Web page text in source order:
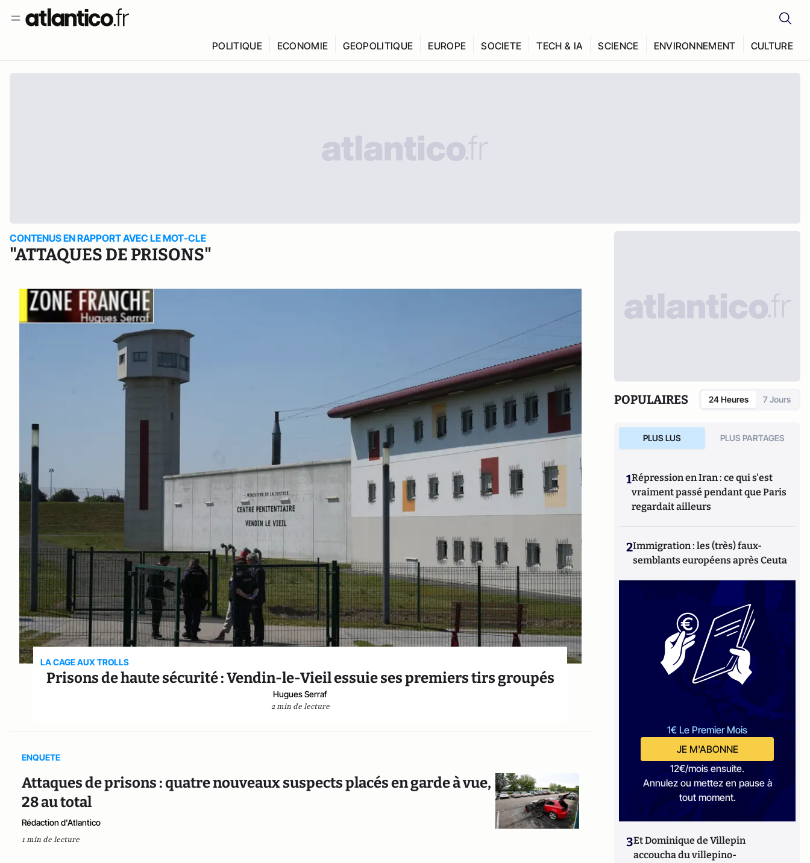
POLITIQUE ECONOMIE GEOPOLITIQUE EUROPE SOCIETE TECH & IA SCIENCE ENVIRONNEMENT CULTURE
CONTENUS EN RAPPORT AVEC LE MOT-CLE
"ATTAQUES DE PRISONS"
LA CAGE AUX TROLLS
Prisons de haute sécurité : Vendin-le-Vieil essuie ses premiers tirs groupés
Hugues Serraf
2 min de lecture
ENQUETE
Attaques de prisons : quatre nouveaux suspects placés en garde à vue,
28 au total
Rédaction d'Atlantico
1 min de lecture
POPULAIRES 24 Heures 7 Jours
PLUS LUS PLUS PARTAGES
1Répression en Iran : ce qui s'est
vraiment passé pendant que Paris
regardait ailleurs
2Immigration : les (très) faux-
semblants européens après Ceuta
1€ Le Premier Mois
JE M'ABONNE
12€/mois ensuite.
Annulez ou mettez en pause à
tout moment.
3Et Dominique de Villepin
accoucha du villepino-